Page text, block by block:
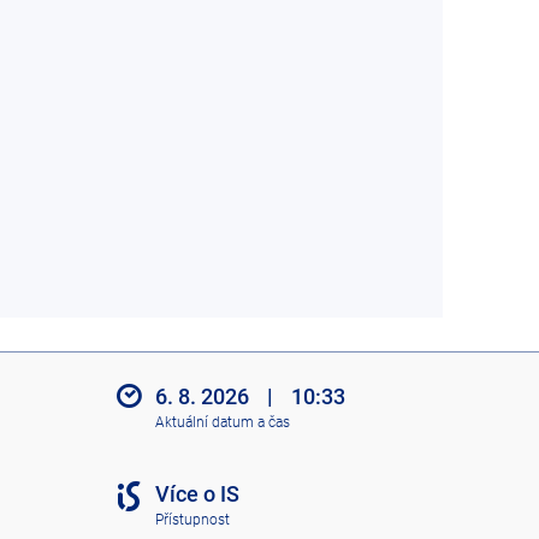
6. 8. 2026 | 10:33
Aktuální datum a čas
Více o IS
Přístupnost